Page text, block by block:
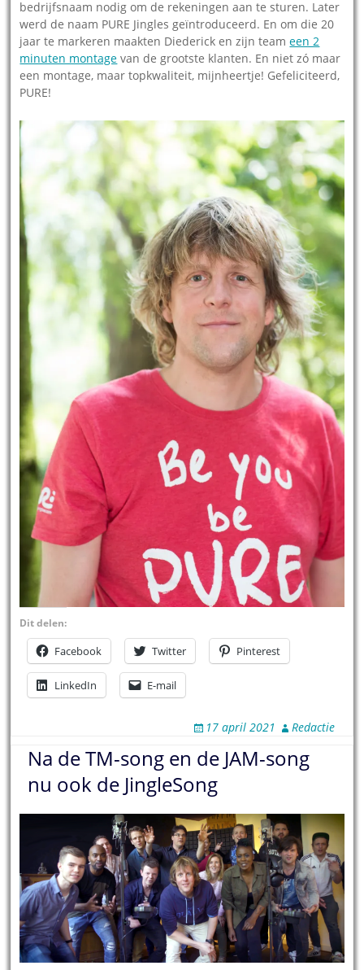
bedrijfsnaam nodig om de rekeningen aan te sturen. Later
werd de naam PURE Jingles geïntroduceerd. En om die 20
jaar te markeren maakten Diederick en zijn teameen 2
minuten montage van de grootste klanten. En niet zó maar
een montage, maar topkwaliteit, mijnheertje! Gefeliciteerd,
PURE!
Dit delen:
Facebook Twitter Pinterest
LinkedIn E-mail
17 april 2021 Redactie
Na de TM-song en de JAM-song
nu ook de JingleSong